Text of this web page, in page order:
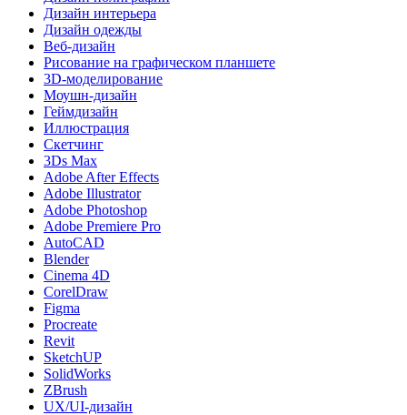
Дизайн интерьера
Дизайн одежды
Веб-дизайн
Рисование на графическом планшете
3D-моделирование
Моушн-дизайн
Геймдизайн
Иллюстрация
Скетчинг
3Ds Max
Adobe After Effects
Adobe Illustrator
Adobe Photoshop
Adobe Premiere Pro
AutoCAD
Blender
Cinema 4D
CorelDraw
Figma
Procreate
Revit
SketchUP
SolidWorks
ZBrush
UX/UI-дизайн